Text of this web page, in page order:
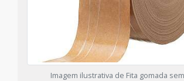
Imagem ilustrativa de Fita gomada